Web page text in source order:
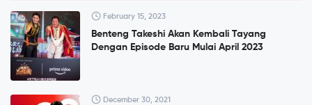
February 15, 2023
Benteng Takeshi Akan Kembali Tayang
Dengan Episode Baru Mulai April 2023
December 30, 2021